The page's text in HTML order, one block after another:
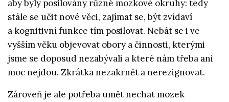
aby byly posilovány různé mozkové okruhy: tedy
stále se učit nové věci, zajímat se, být zvídaví
a kognitivní funkce tím posilovat. Nebát se i ve
vyšším věku objevovat obory a činnosti, kterými
jsme se doposud nezabývali a které nám třeba ani
moc nejdou. Zkrátka nezakrnět a nerezignovat.
Zároveň je ale potřeba umět nechat mozek